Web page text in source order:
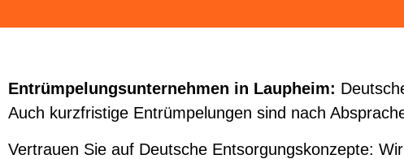
Entrümpelungsunternehmen in Laupheim:
Auch kurzfristige Entrümpelungen sind nach
Vertrauen Sie auf Deutsche Entsorgungskonzepte: